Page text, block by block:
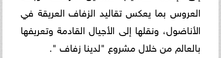
العروس بما يعكس تقاليد الزفاف العريقة في
الأناضول، ونقلها إلى الأجيال القادمة وتعريفها
بالعالم من خلال مشروع "لدينا زفاف ".